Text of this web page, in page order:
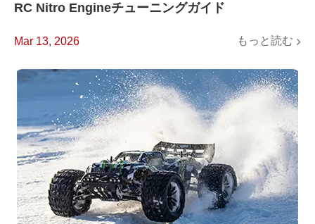
RC Nitro Engineチューニングガイド
Mar 13, 2026 もっと読む